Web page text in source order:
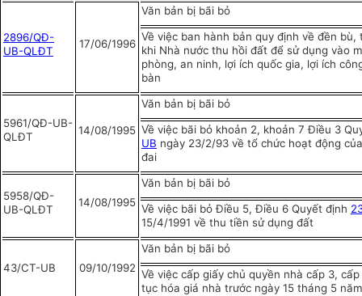
2896/QĐ-
UB-QLĐT
17/06/1996
Văn bản bị bãi bỏ
Về việc ban hành bản quy định về đền
khi Nhà nước thu hồi đất để sử dụng vào
phòng, an ninh, lợi ích quốc gia, lợi ích
bàn
5961/QĐ-UB-
QLĐT
14/08/1995
Văn bản bị bãi bỏ
Về việc bãi bỏ khoản 2, khoản 7 Điều 3
UB ngày 23/2/93 về tổ chức hoạt động
đai
5958/QĐ-
UB-QLĐT
14/08/1995
Văn bản bị bãi bỏ
Về việc bãi bỏ Điều 5, Điều 6 Quyết định
15/4/1991 về thu tiền sử dụng đất
43/CT-UB 09/10/1992
Văn bản bị bãi bỏ
Về việc cấp giấy chủ quyền nhà cấp 3,
tục hóa giá nhà trước ngày 15 tháng 5